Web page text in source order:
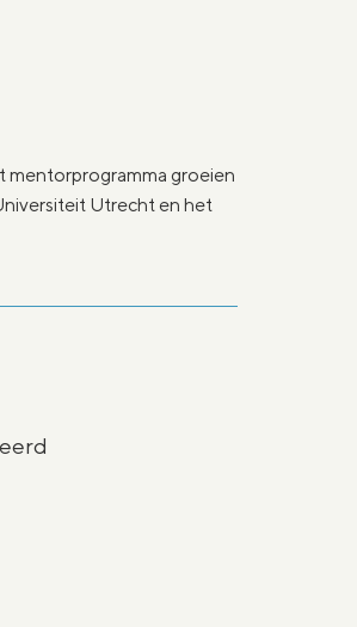
mentorprogramma groeien
Utrecht en het